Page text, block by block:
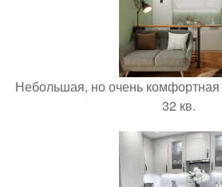
Небольшая, но очень
32 кв.